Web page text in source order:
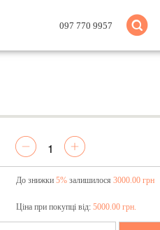
097 770 9957
До знижки 5%залишилося 3000.00 грн
Ціна при покупці від: 5000.00 грн.